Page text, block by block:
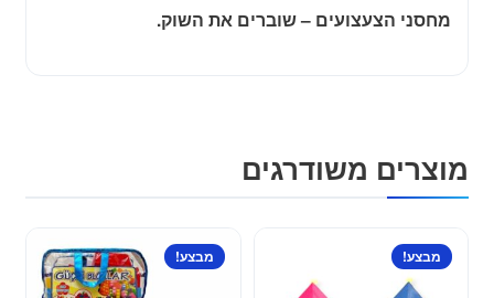
מחסני הצעצועים – שוברים את השוק.
מוצרים משודרגים
מבצע!
למוצר
מבצע!